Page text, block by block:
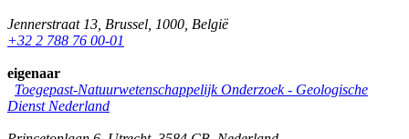
Jennerstraat 13 Brussel 1000 België
+32 2 788 76 00-01
eigenaar
Toegepast-Natuurwetenschappelijk Onderzoek - Geologische
Dienst Nederland